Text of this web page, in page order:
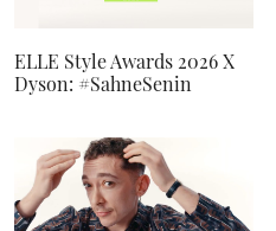
ELLE Style Awards 2026 X
Dyson: #SahneSenin